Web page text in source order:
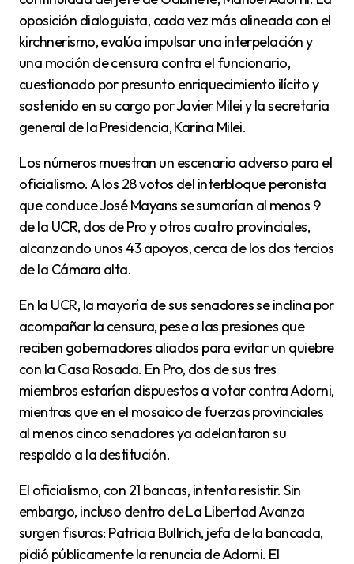
oposición dialoguista, cada vez más alineada con el
kirchnerismo, evalúa impulsar una interpelación y
una moción de censura contra el funcionario,
cuestionado por presunto enriquecimiento ilícito y
sostenido en su cargo por Javier Milei y la secretaria
general de la Presidencia, Karina Milei.
Los números muestran un escenario adverso para el
oficialismo. A los 28 votos del interbloque peronista
que conduce José Mayans se sumarían al menos 9
de la UCR, dos de Pro y otros cuatro provinciales,
alcanzando unos 43 apoyos, cerca de los dos tercios
de la Cámara alta.
En la UCR, la mayoría de sus senadores se inclina por
acompañar la censura, pese a las presiones que
reciben gobernadores aliados para evitar un quiebre
con la Casa Rosada. En Pro, dos de sus tres
miembros estarían dispuestos a votar contra Adorni,
mientras que en el mosaico de fuerzas provinciales
al menos cinco senadores ya adelantaron su
respaldo a la destitución.
El oficialismo, con 21 bancas, intenta resistir. Sin
embargo, incluso dentro de La Libertad Avanza
surgen fisuras: Patricia Bullrich, jefa de la bancada,
pidió públicamente la renuncia de Adorni. El